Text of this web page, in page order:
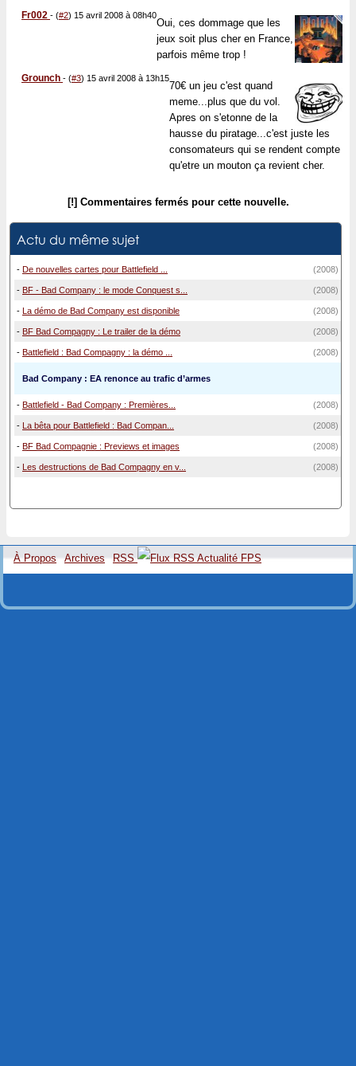
Fr002 - (#2) 15 avril 2008 à 08h40
Oui, ces dommage que les
jeux soit plus cher en France,
parfois même trop !
Grounch - (#3) 15 avril 2008 à 13h15
70€ un jeu c'est quand
meme...plus que du vol.
Apres on s'etonne de la
hausse du piratage...c'est juste les
consomateurs qui se rendent compte
qu'etre un mouton ça revient cher.
[!] Commentaires fermés pour cette nouvelle.
Actu du même sujet
- De nouvelles cartes pour Battlefield ... (2008)
- BF - Bad Company : le mode Conquest s... (2008)
- La démo de Bad Company est disponible (2008)
- BF Bad Compagny : Le trailer de la démo (2008)
- Battlefield : Bad Compagny : la démo ... (2008)
Bad Company : EA renonce au trafic d’armes
- Battlefield - Bad Company : Premières... (2008)
- La bêta pour Battlefield : Bad Compan... (2008)
- BF Bad Compagnie : Previews et images (2008)
- Les destructions de Bad Compagny en v... (2008)
À Propos Archives RSS